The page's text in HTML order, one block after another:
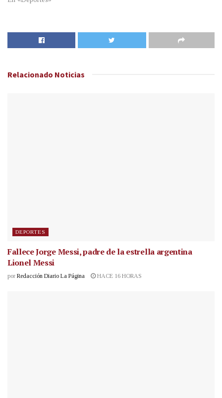
Relacionado Noticias
DEPORTES
Fallece Jorge Messi, padre de la estrella argentina
Lionel Messi
por Redacción Diario La Página HACE 16 HORAS